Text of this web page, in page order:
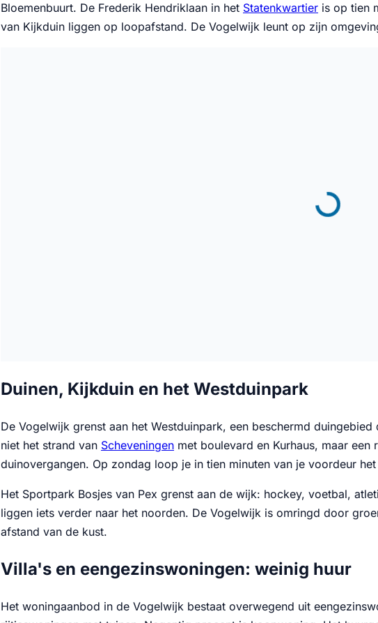
Bloemenbuurt. De Frederik Hendriklaan in het Statenkwartier is op tien
van Kijkduin liggen op loopafstand. De Vogelwijk leunt op zijn
Duinen, Kijkduin en het Westduinpark
De Vogelwijk grenst aan het Westduinpark, een beschermd
niet het strand van Scheveningen met boulevard en Kurhaus, maar
duinovergangen. Op zondag loop je in tien minuten van je voordeur
Het Sportpark Bosjes van Pex grenst aan de wijk: hockey, voetbal,
liggen iets verder naar het noorden. De Vogelwijk is omringd door
afstand van de kust.
Villa's en eengezinswoningen: weinig huur
Het woningaanbod in de Vogelwijk bestaat overwegend uit